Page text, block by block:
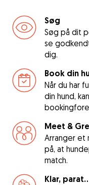
Søg
Søg på dit
se
dig.
Book din
Når du har
din hund,
Meet &
Arranger
på, at
match.
Klar,